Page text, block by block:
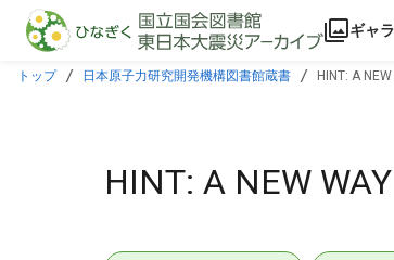
本文に飛ぶ
ギャ
トップ 日本原子力研究開発機構図書館蔵書 HINT: A
HINT: A NEW